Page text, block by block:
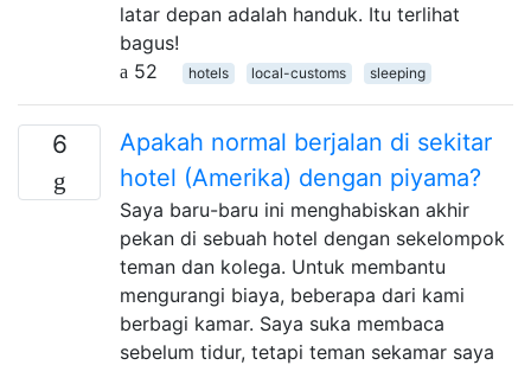
latar depan adalah handuk. Itu terlihat
bagus!
52
hotels local-customs sleeping
6
Apakah normal berjalan di sekitar
hotel (Amerika) dengan piyama?
Saya baru-baru ini menghabiskan akhir
pekan di sebuah hotel dengan sekelompok
teman dan kolega. Untuk membantu
mengurangi biaya, beberapa dari kami
berbagi kamar. Saya suka membaca
sebelum tidur, tetapi teman sekamar saya